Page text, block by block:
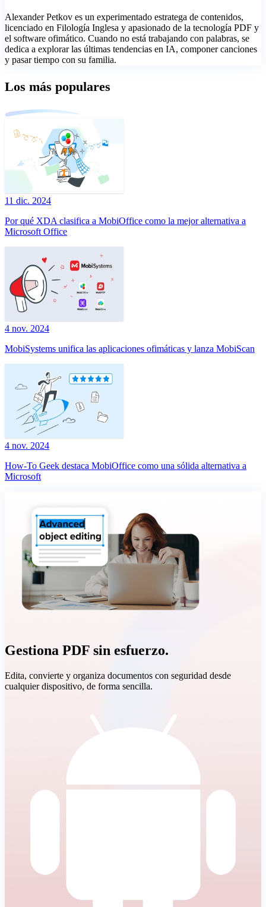
Alexander Petkov es un experimentado estratega de contenidos,
licenciado en Filología Inglesa y apasionado de la tecnología PDF y
el software ofimático. Cuando no está trabajando con palabras, se
dedica a explorar las últimas tendencias en IA, componer canciones
y pasar tiempo con su familia.
Los más populares
11 dic. 2024
Por qué XDA clasifica a MobiOffice como la mejor alternativa a
Microsoft Office
4 nov. 2024
MobiSystems unifica las aplicaciones ofimáticas y lanza MobiScan
4 nov. 2024
How-To Geek destaca MobiOffice como una sólida alternativa a
Microsoft
Gestiona PDF sin esfuerzo.
Edita, convierte y organiza documentos con seguridad desde
cualquier dispositivo, de forma sencilla.